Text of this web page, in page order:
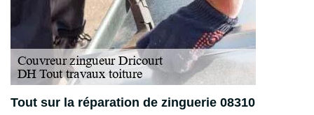
Tout sur la réparation de zinguerie 08310